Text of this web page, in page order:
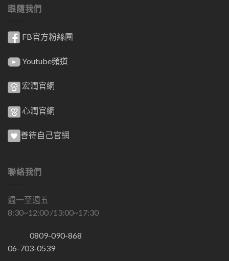
跟隨我們
FB官方粉絲團
Youtube頻道
宏潤官網
心潤官網
善待自己官網
聯絡我們
週一至週五
8:30~12:00 /13:00~17:30
0809-090-868
06-703-0539